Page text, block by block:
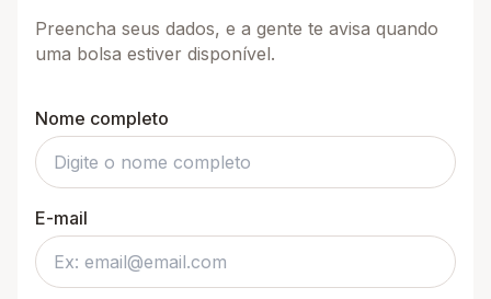
Preencha seus dados, e a gente te avisa quando
uma bolsa estiver disponível.
Nome completo
E-mail